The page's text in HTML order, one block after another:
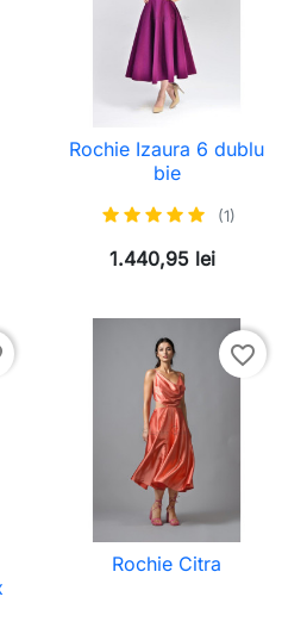
Rochie Izaura 6 dublu
bie
(1)
1.440,95 lei
favorite_border
Rochie Citra